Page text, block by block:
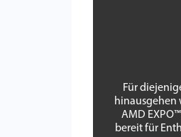
Für
hinausgehen
AMD
bereit für